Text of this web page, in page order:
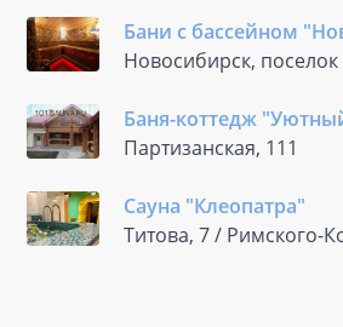
Бани с бассейном
Новосибирск,
Баня-коттедж
Партизанская, 111
Сауна "Клеопатра"
Титова, 7 / Римского-